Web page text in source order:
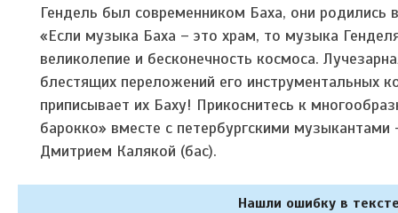
Гендель был современником Баха, они родились
«Если музыка Баха – это храм, то музыка
великолепие и бесконечность космоса.
блестящих переложений его инструментальных
приписывает их Баху! Прикоснитесь к
барокко» вместе с петербургскими
Дмитрием Калякой (бас).
Нашли ошибку в